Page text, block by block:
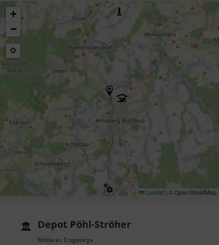
+
−
Leaflet | © OpenStreetMap
Depot Pöhl-Ströher
Mittleres Erzgebirge